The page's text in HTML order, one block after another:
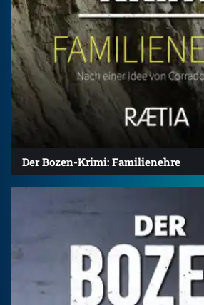
Der Bozen-Krimi: Familienehre